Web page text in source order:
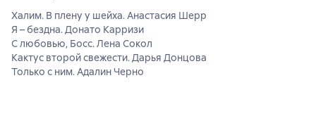
Халим. В плену у шейха. Анастасия Шерр
Я – бездна. Донато Карризи
С любовью, Босс. Лена Сокол
Кактус второй свежести. Дарья Донцова
Только с ним. Адалин Черно